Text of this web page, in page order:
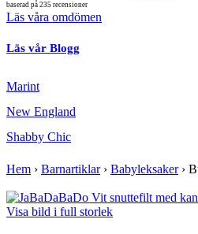
baserad på 235 recensioner
Läs våra omdömen
Läs vår Blogg
Marint
New England
Shabby Chic
Hem › Barnartiklar› Babyleksaker›
Visa bild i full storlek